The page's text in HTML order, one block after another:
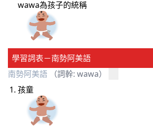
wawa為孩子的統稱
學習詞表－南勢阿美語
南勢阿美語
（詞幹: wawa）
孩童